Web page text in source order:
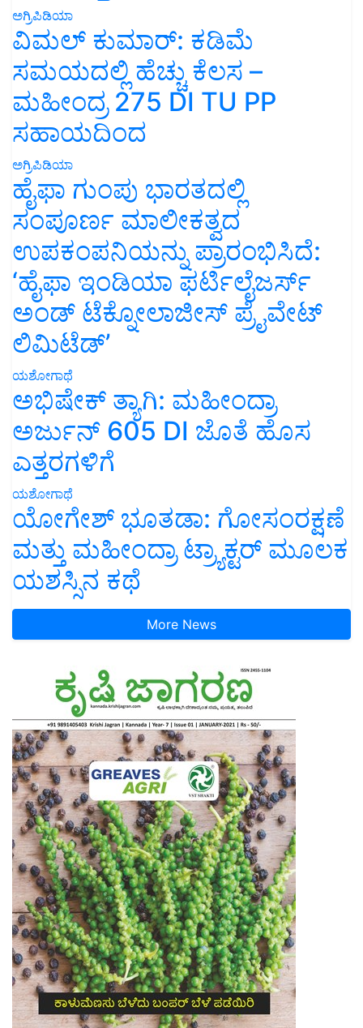
ಅಗ್ರಿಪಿಡಿಯಾ
ವಿಮಲ್ ಕುಮಾರ್: ಕಡಿಮೆ
ಸಮಯದಲ್ಲಿ ಹೆಚ್ಚು ಕೆಲಸ –
ಮಹೀಂದ್ರ 275 DI TU PP
ಸಹಾಯದಿಂದ
ಅಗ್ರಿಪಿಡಿಯಾ
ಹೈಫಾ ಗುಂಪು ಭಾರತದಲ್ಲಿ
ಸಂಪೂರ್ಣ ಮಾಲೀಕತ್ವದ
ಉಪಕಂಪನಿಯನ್ನು ಪ್ರಾರಂಭಿಸಿದೆ:
‘ಹೈಫಾ ಇಂಡಿಯಾ ಫರ್ಟಿಲೈಜರ್ಸ್
ಅಂಡ್ ಟೆಕ್ನೋಲಾಜೀಸ್ ಪ್ರೈವೇಟ್
ಲಿಮಿಟೆಡ್’
ಯಶೋಗಾಥೆ
ಅಭಿಷೇಕ್ ತ್ಯಾಗಿ: ಮಹೀಂದ್ರಾ
ಅರ್ಜುನ್ 605 DI ಜೊತೆ ಹೊಸ
ಎತ್ತರಗಳಿಗೆ
ಯಶೋಗಾಥೆ
ಯೋಗೇಶ್ ಭೂತಡಾ: ಗೋಸಂರಕ್ಷಣೆ
ಮತ್ತು ಮಹೀಂದ್ರಾ ಟ್ರ್ಯಾಕ್ಟರ್ ಮೂಲಕ
ಯಶಸ್ಸಿನ ಕಥೆ
More News